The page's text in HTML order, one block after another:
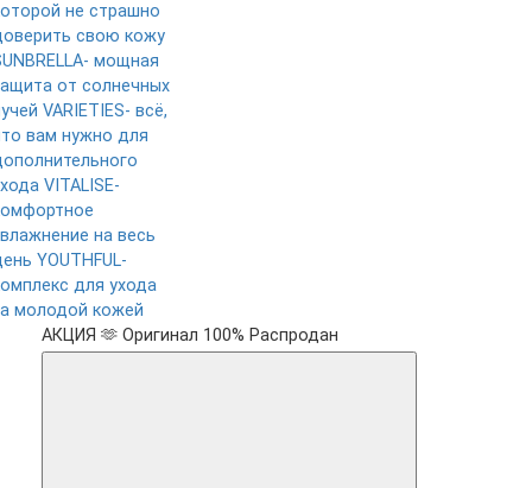
не страшно
свою кожу
мощная
от солнечных
VARIETIES- всё,
вам нужно для
VITALISE-
на весь
YOUTHFUL-
для ухода
молодой кожей
АКЦИЯ 🫶 Оригинал 100% Распродан